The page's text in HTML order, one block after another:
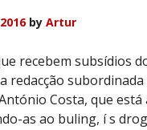
by Artur
recebem subsídios
redacção
Costa, que
as ao buling, í s